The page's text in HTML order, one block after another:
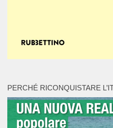
PERCHÉ RICONQUISTARE